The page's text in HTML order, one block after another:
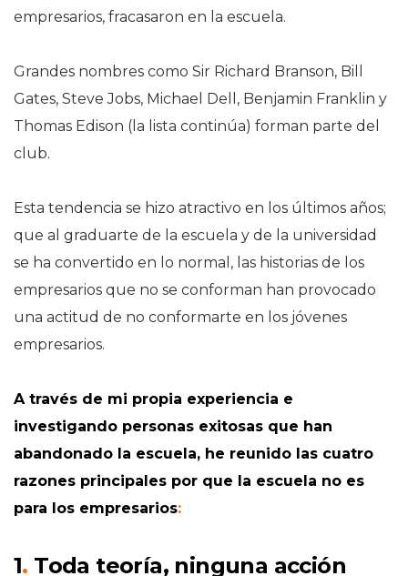
empresarios, fracasaron en la escuela.
Grandes nombres como Sir Richard Branson, Bill
Gates, Steve Jobs, Michael Dell, Benjamin Franklin y
Thomas Edison (la lista continúa) forman parte del
club.
Esta tendencia se hizo atractivo en los últimos años;
que al graduarte de la escuela y de la universidad
se ha convertido en lo normal, las historias de los
empresarios que no se conforman han provocado
una actitud de no conformarte en los jóvenes
empresarios.
A través de mi propia experiencia e
investigando personas exitosas que han
abandonado la escuela, he reunido las cuatro
razones principales por que la escuela no es
para los empresarios:
1. Toda teoría, ninguna acción